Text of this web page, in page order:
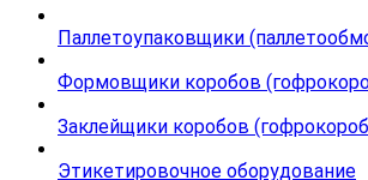
Паллетоупаковщики
Формовщики коробов
Заклейщики коробов
Этикетировочное оборудование